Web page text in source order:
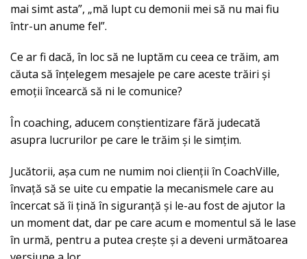
mai simt asta”, „mă lupt cu demonii mei să nu mai fiu
într-un anume fel”.
Ce ar fi dacă, în loc să ne luptăm cu ceea ce trăim, am
căuta să înțelegem mesajele pe care aceste trăiri și
emoții încearcă să ni le comunice?
În coaching, aducem conștientizare fără judecată
asupra lucrurilor pe care le trăim și le simțim.
Jucătorii, așa cum ne numim noi clienții în CoachVille,
învață să se uite cu empatie la mecanismele care au
încercat să îi țină în siguranță și le-au fost de ajutor la
un moment dat, dar pe care acum e momentul să le lase
în urmă, pentru a putea crește și a deveni următoarea